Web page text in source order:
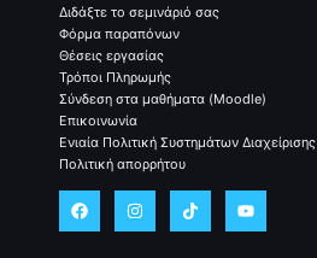
Διδάξτε το σεμινάριό σας
Φόρμα παραπόνων
Θέσεις εργασίας
Τρόποι Πληρωμής
Σύνδεση στα μαθήματα (Moodle)
Επικοινωνία
Ενιαία Πολιτική Συστημάτων Διαχείρισης
Πολιτική απορρήτου